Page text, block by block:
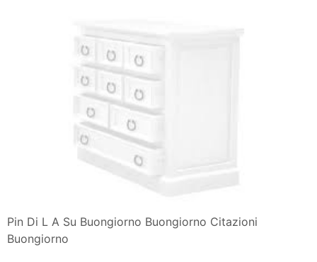
Pin Di L A Su Buongiorno Buongiorno Citazioni
Buongiorno